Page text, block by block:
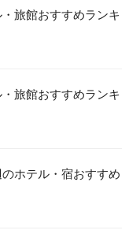
旅館おすすめランキ
旅館おすすめランキ
ホテル・宿おすすめ